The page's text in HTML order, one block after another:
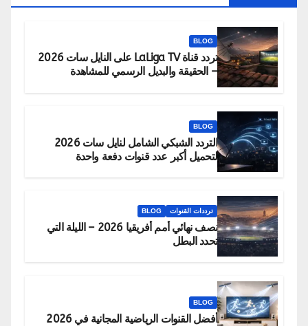
BLOG
تردد قناة LaLiga TV على النايل سات 2026
– الحقيقة والبديل الرسمي للمشاهدة
BLOG
التردد الشبكي الشامل لنايل سات 2026
لتحميل أكبر عدد قنوات دفعة واحدة
ترددات القنوات BLOG
نصف نهائي أمم أفريقيا 2026 – الليلة التي
تحدد البطل
BLOG
أفضل القنوات الرياضية المجانية في 2026